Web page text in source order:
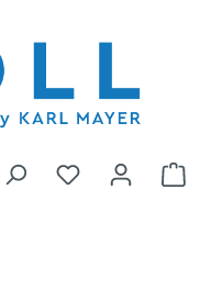
Tienes 0 El